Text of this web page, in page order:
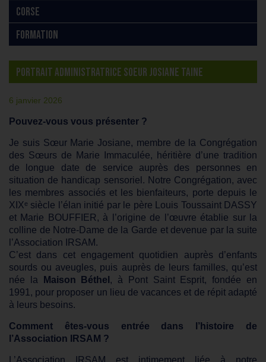
CORSE
FORMATION
PORTRAIT ADMINISTRATRICE SOEUR JOSIANE TAINE
6 janvier 2026
Pouvez-vous vous présenter ?
Je suis Sœur Marie Josiane, membre de la Congrégation
des Sœurs de Marie Immaculée, héritière d’une tradition
de longue date de service auprès des personnes en
situation de handicap sensoriel. Notre Congrégation, avec
les membres associés et les bienfaiteurs, porte depuis le
XIXᵉ siècle l’élan initié par le père Louis Toussaint DASSY
et Marie BOUFFIER, à l’origine de l’œuvre établie sur la
colline de Notre-Dame de la Garde et devenue par la suite
l’Association IRSAM.
C’est dans cet engagement quotidien auprès d’enfants
sourds ou aveugles, puis auprès de leurs familles, qu’est
née la
Maison Béthel , à Pont Saint Esprit, fondée en
1991, pour proposer un lieu de vacances et de répit adapté
à leurs besoins.
Comment êtes-vous entrée dans l’histoire de
l’Association IRSAM ?